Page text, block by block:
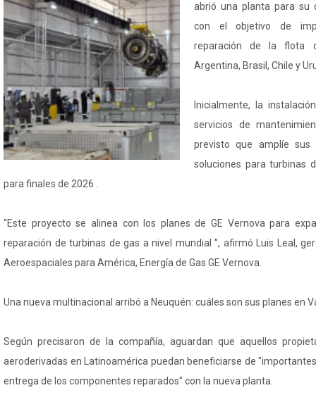
abrió una planta para su
con el objetivo de
reparación de la flota
Argentina, Brasil, Chile y
Inicialmente, la
servicios de
previsto que amplíe sus
soluciones para turbinas
para finales de 2026 .
“Este proyecto se alinea con los planes de GE Vernova para
reparación de turbinas de gas a nivel mundial ”, afirmó Luis Leal,
Aeroespaciales para América, Energía de Gas GE Vernova.
Una nueva multinacional arribó a Neuquén: cuáles son sus planes en
Según precisaron de la compañía, aguardan que aquellos
aeroderivadas en Latinoamérica puedan beneficiarse de
entrega de los componentes reparados" con la nueva planta.